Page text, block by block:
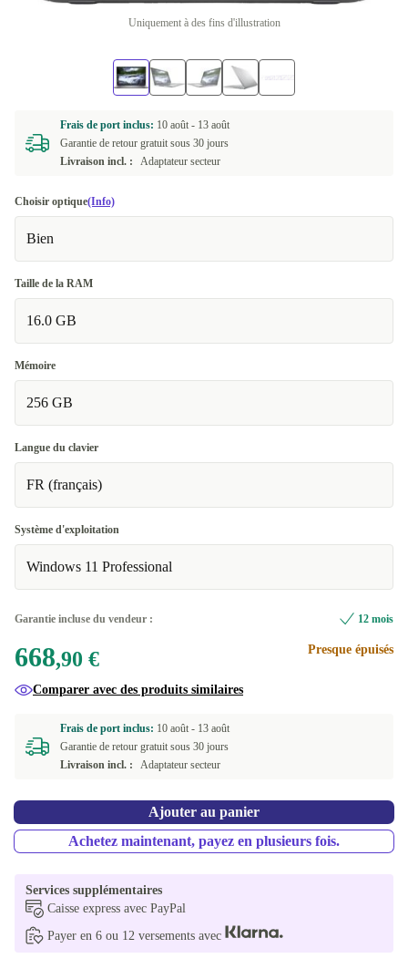
Uniquement à des fins d'illustration
Frais de port inclus: 10 août - 13 août
Garantie de retour gratuit sous 30 jours
Livraison incl. :
Adaptateur secteur
Choisir optique(Info)
Bien
Taille de la RAM
16.0 GB
Mémoire
256 GB
Langue du clavier
FR (français)
Système d'exploitation
Windows 11 Professional
Garantie incluse du vendeur : 12 mois
668,90 € Presque épuisés
Comparer avec des produits similaires
Frais de port inclus: 10 août - 13 août
Garantie de retour gratuit sous 30 jours
Livraison incl. :
Adaptateur secteur
Ajouter au panier
Achetez maintenant, payez en plusieurs fois.
Services supplémentaires
Caisse express avec PayPal
Payer en 6 ou 12 versements avec